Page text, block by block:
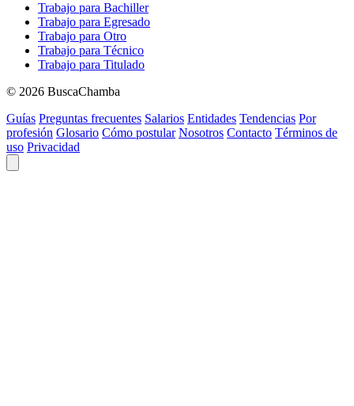
Trabajo para Bachiller
Trabajo para Egresado
Trabajo para Otro
Trabajo para Técnico
Trabajo para Titulado
© 2026 BuscaChamba
Guías Preguntas frecuentes Salarios Entidades Tendencias Por
profesión Glosario Cómo postular Nosotros Contacto Términos de
uso Privacidad